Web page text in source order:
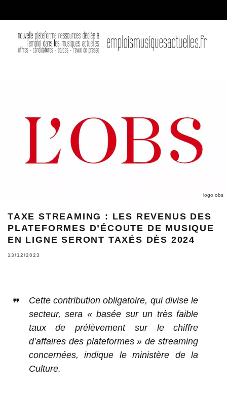
logo obs
TAXE STREAMING : LES REVENUS DES
PLATEFORMES D’ÉCOUTE DE MUSIQUE
EN LIGNE SERONT TAXÉS DÈS 2024
13/12/2023
Cette contribution obligatoire, qui divise le
secteur, sera « basée sur un très faible
taux de prélèvement sur le chiffre
d’affaires des plateformes » de streaming
concernées, indique le ministère de la
Culture.